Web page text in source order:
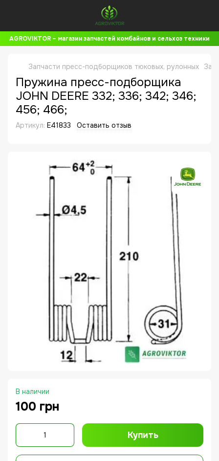
AGROVIKTOR – магазин запчастей комбайнов и сельхоз техники
Запчасти пресс-подборщиков тюковых, рулонных
Пружина пресс-подборщика
JOHN DEERE 332; 336; 342; 346;
456; 466;
Артикул: E41833 Оставить отзыв
В наличии
100 грн
Купить